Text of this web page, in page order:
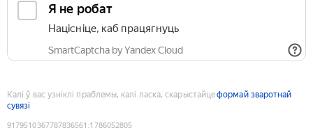
Я не робат
Націсніце, каб працягнуць
SmartCaptcha by Yandex Cloud
Калі ў вас узніклі праблемы, калі ласка, скарыстайцеформай зваротнай
сувязі
9179510367787836561 :1786052805